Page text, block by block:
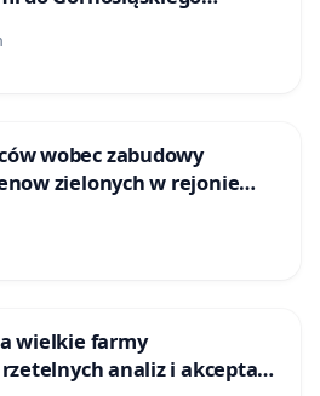
w Katowicach
wobec zabudowy
zielonych w rejonie
w Bielsku-Białej
wielkie farmy
analiz i akceptacji